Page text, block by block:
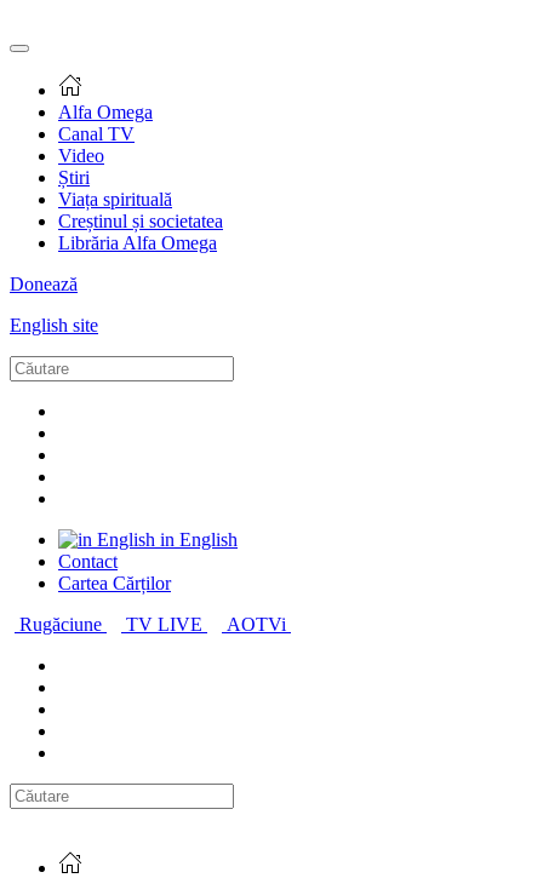
Alfa Omega
Canal TV
Video
Știri
Viața spirituală
Creștinul și societatea
Librăria Alfa Omega
Donează
English site
in English
Contact
Cartea Cărților
Rugăciune
TV LIVE AOTVi